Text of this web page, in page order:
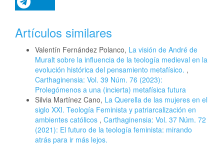
Artículos similares
Valentín Fernández Polanco, La visión de André de
Muralt sobre la influencia de la teología medieval en la
evolución histórica del pensamiento metafísico. ,
Carthaginensia: Vol. 39 Núm. 76 (2023):
Prolegómenos a una (incierta) metafísica futura
Silvia Martínez Cano, La Querella de las mujeres en el
siglo XXI. Teología Feminista y patriarcalización en
ambientes católicos , Carthaginensia: Vol. 37 Núm. 72
(2021): El futuro de la teología feminista: mirando
atrás para ir más lejos.